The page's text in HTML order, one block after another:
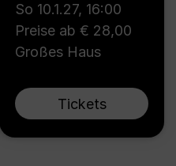
So 10.1.27, 16:00
Preise ab € 28,00
Großes Haus
Tickets